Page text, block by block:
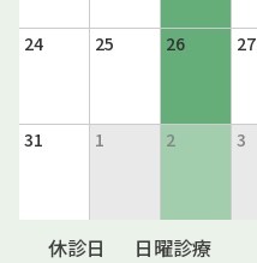
24 25 26 27
31 1 2 3
休診日 日曜診療